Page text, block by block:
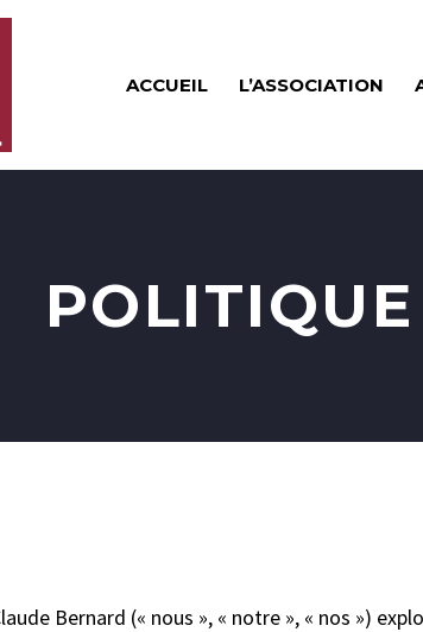
ACCUEIL L’ASSOCIATION
Bernard (« nous », « notre », « nos »)